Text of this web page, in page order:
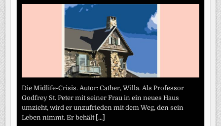
Die Midlife-Crisis. Autor: Cather, Willa. Als Professor
Godfrey St. Peter mit seiner Frau in ein neues Haus
umzieht, wird er unzufrieden mit dem Weg, den sein
Leben nimmt. Er behält [...]